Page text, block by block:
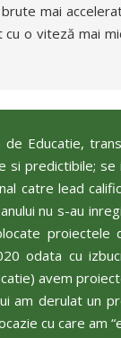
mai
o viteză mai
Educatie,
si predictibile;
catre lead
nu s-au
proiectele
odata cu
avem
am derulat un
cu care am